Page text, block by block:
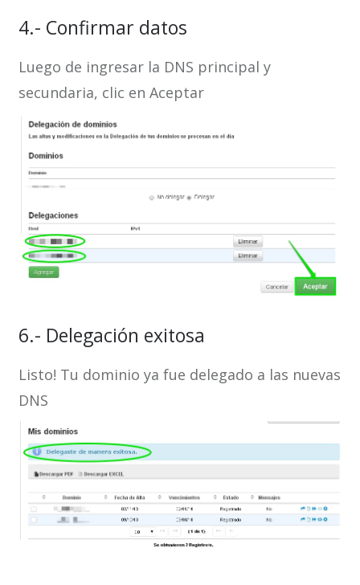
4.- Confirmar datos
Luego de ingresar la DNS principal y
secundaria, clic en Aceptar
6.- Delegación exitosa
Listo! Tu dominio ya fue delegado a las nuevas
DNS